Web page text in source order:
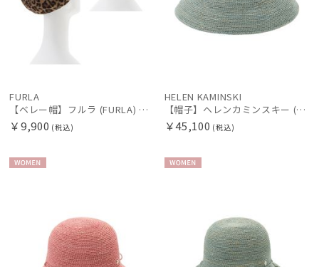
価格・割引率
在庫表示
入荷状況
FURLA
【ベレー帽】フルラ (FURLA) バスクレオパードベレー ワンポイントチャーム
￥9,900 (税込)
HELEN KAMINSKI
【帽子】ヘレンカミンスキー (HELEN KAMINSKI) ラフィアハット プロヴァンス Provence 10 【公式ムーンバット】
￥45,100 (税込)